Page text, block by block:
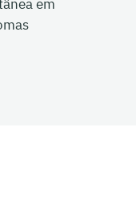
em